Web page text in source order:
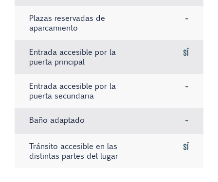
Plazas reservadas de
aparcamiento
-
Entrada accesible por la
puerta principal
Sí
Entrada accesible por la
puerta secundaria
-
Baño adaptado -
Tránsito accesible en las
distintas partes del lugar
Sí